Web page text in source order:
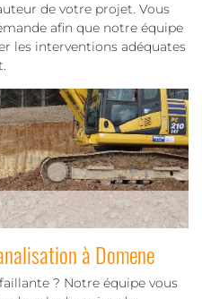
de votre projet. Vous
afin que notre équipe
les interventions adéquates
à Domene
? Notre équipe vous